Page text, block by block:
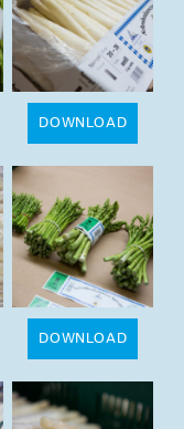
DOWNLOAD
DOWNLOAD